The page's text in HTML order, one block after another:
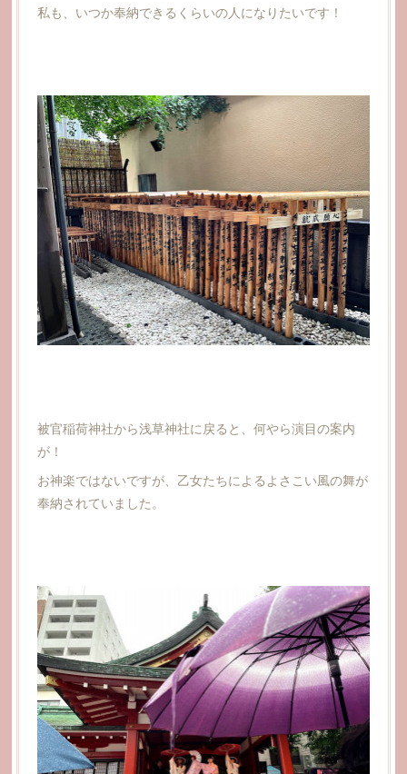
私も、いつか奉納できるくらいの人になりたいです！
被官稲荷神社から浅草神社に戻ると、何やら演目の案内
が！
お神楽ではないですが、乙女たちによるよさこい風の舞が
奉納されていました。